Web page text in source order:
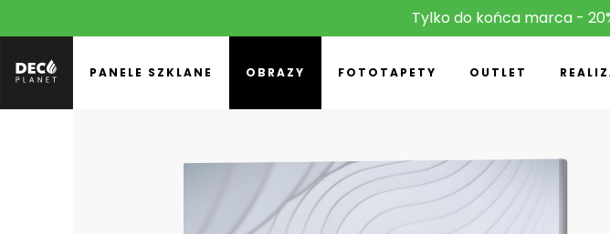
Tylko do końca marca -
PANELE SZKLANE OBRAZY FOTOTAPETY OUTLET